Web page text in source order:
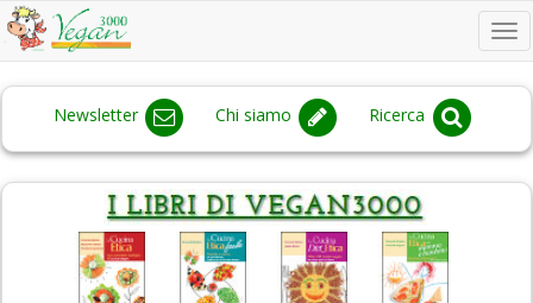
Newsletter Chi siamo Ricerca